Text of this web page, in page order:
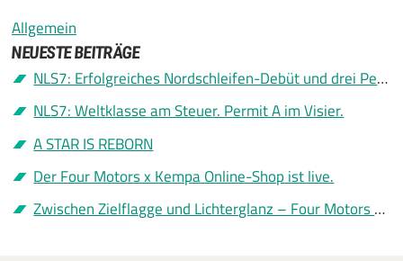
Allgemein
NEUESTE BEITRÄGE
NLS7: Erfolgreiches Nordschleifen-Debüt und drei Permit A
NLS7: Weltklasse am Steuer. Permit A im Visier.
A STAR IS REBORN
Der Four Motors x Kempa Online-Shop ist live.
Zwischen Zielflagge und Lichterglanz – Four Motors sagt Danke